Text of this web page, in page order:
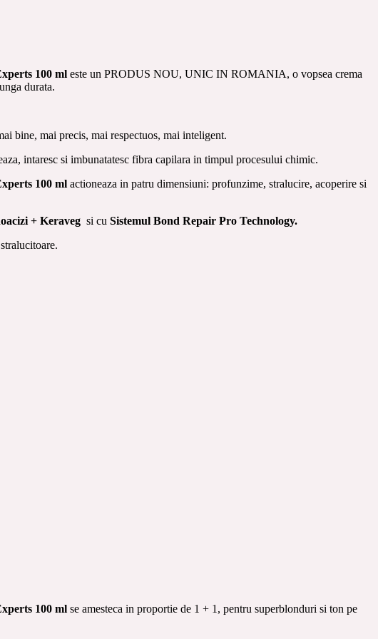
100 ml este un PRODUS NOU, UNIC IN ROMANIA, o vopsea crema
durata.
bine, mai precis, mai respectuos, mai inteligent.
intaresc si imbunatatesc fibra capilara in timpul procesului chimic.
100 ml actioneaza in patru dimensiuni: profunzime, stralucire, acoperire si
+ Keraveg si cu Sistemul Bond Repair Pro Technology.
100 ml se amesteca in proportie de 1 + 1, pentru superblonduri si ton pe